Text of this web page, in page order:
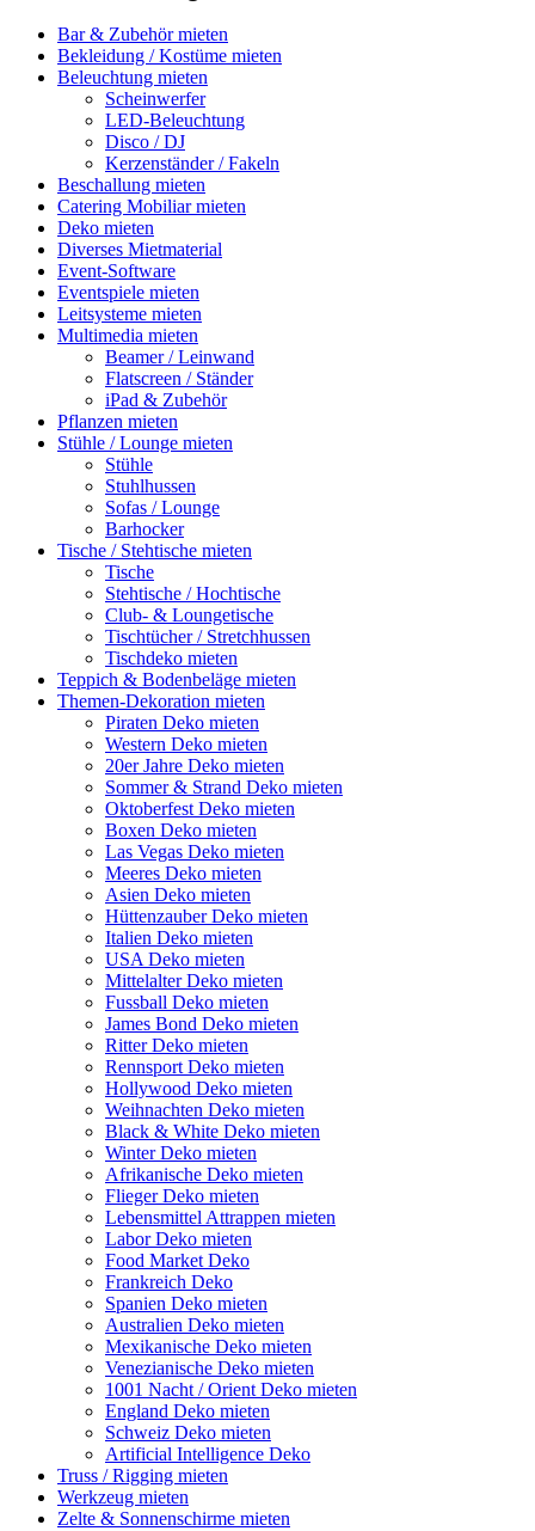
Bar & Zubehör mieten
Bekleidung / Kostüme mieten
Beleuchtung mieten
Scheinwerfer
LED-Beleuchtung
Disco / DJ
Kerzenständer / Fakeln
Beschallung mieten
Catering Mobiliar mieten
Deko mieten
Diverses Mietmaterial
Event-Software
Eventspiele mieten
Leitsysteme mieten
Multimedia mieten
Beamer / Leinwand
Flatscreen / Ständer
iPad & Zubehör
Pflanzen mieten
Stühle / Lounge mieten
Stühle
Stuhlhussen
Sofas / Lounge
Barhocker
Tische / Stehtische mieten
Tische
Stehtische / Hochtische
Club- & Loungetische
Tischtücher / Stretchhussen
Tischdeko mieten
Teppich & Bodenbeläge mieten
Themen-Dekoration mieten
Piraten Deko mieten
Western Deko mieten
20er Jahre Deko mieten
Sommer & Strand Deko mieten
Oktoberfest Deko mieten
Boxen Deko mieten
Las Vegas Deko mieten
Meeres Deko mieten
Asien Deko mieten
Hüttenzauber Deko mieten
Italien Deko mieten
USA Deko mieten
Mittelalter Deko mieten
Fussball Deko mieten
James Bond Deko mieten
Ritter Deko mieten
Rennsport Deko mieten
Hollywood Deko mieten
Weihnachten Deko mieten
Black & White Deko mieten
Winter Deko mieten
Afrikanische Deko mieten
Flieger Deko mieten
Lebensmittel Attrappen mieten
Labor Deko mieten
Food Market Deko
Frankreich Deko
Spanien Deko mieten
Australien Deko mieten
Mexikanische Deko mieten
Venezianische Deko mieten
1001 Nacht / Orient Deko mieten
England Deko mieten
Schweiz Deko mieten
Artificial Intelligence Deko
Truss / Rigging mieten
Werkzeug mieten
Zelte & Sonnenschirme mieten